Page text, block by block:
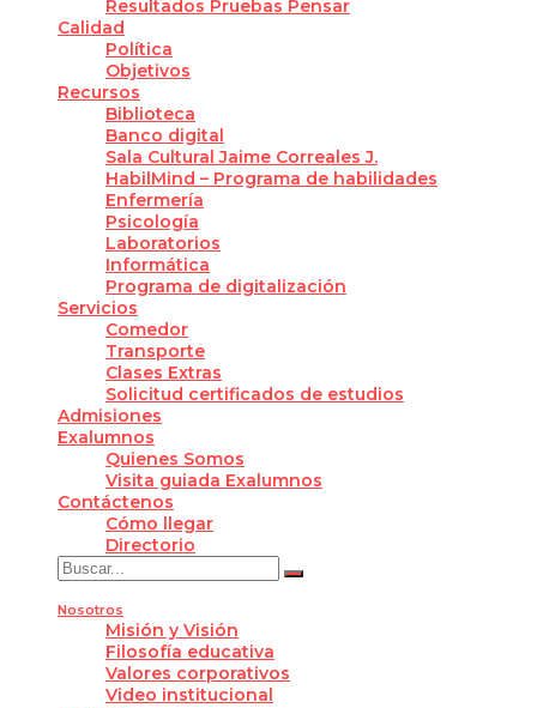
Resultados Pruebas Pensar
Calidad
Política
Objetivos
Recursos
Biblioteca
Banco digital
Sala Cultural Jaime Correales J.
HabilMind – Programa de habilidades
Enfermería
Psicología
Laboratorios
Informática
Programa de digitalización
Servicios
Comedor
Transporte
Clases Extras
Solicitud certificados de estudios
Admisiones
Exalumnos
Quienes Somos
Visita guiada Exalumnos
Contáctenos
Cómo llegar
Directorio
Nosotros
Misión y Visión
Filosofía educativa
Valores corporativos
Video institucional